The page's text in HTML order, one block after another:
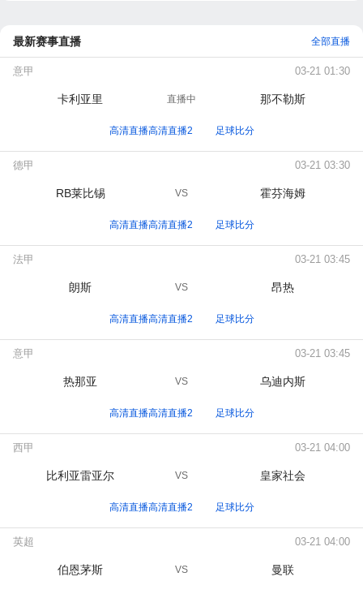
最新赛事直播 全部直播
意甲 03-21 01:30
卡利亚里 直播中 那不勒斯
高清直播高清直播2 足球比分
德甲 03-21 03:30
RB莱比锡 VS 霍芬海姆
高清直播高清直播2 足球比分
法甲 03-21 03:45
朗斯 VS 昂热
高清直播高清直播2 足球比分
意甲 03-21 03:45
热那亚 VS 乌迪内斯
高清直播高清直播2 足球比分
西甲 03-21 04:00
比利亚雷亚尔 VS 皇家社会
高清直播高清直播2 足球比分
英超 03-21 04:00
伯恩茅斯 VS 曼联